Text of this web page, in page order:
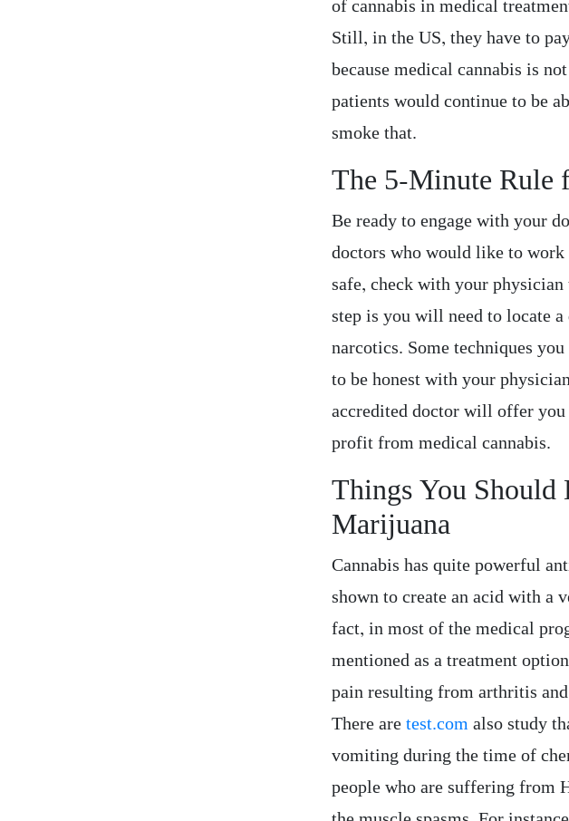
of cannabis in medical
Still, in the US, they have to
because medical cannabis is
patients would continue to be
smoke that.
The 5-Minute Rule
Be ready to engage with your
doctors who would like to work
safe, check with your
step is you will need to locate
narcotics. Some techniques
to be honest with your
accredited doctor will offer you
profit from medical cannabis.
Things You
Marijuana
Cannabis has quite powerful
shown to create an acid with a
fact, in most of the medical
mentioned as a treatment
pain resulting from arthritis
There aretest.com also study
vomiting during the time of
people who are suffering from